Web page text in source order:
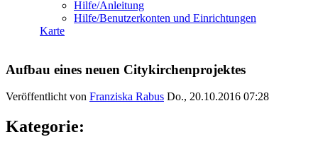
Hilfe/Anleitung
Hilfe/Benutzerkonten und Einrichtungen
Karte
Aufbau eines neuen Citykirchenprojektes
Veröffentlicht von Franziska Rabus Do., 20.10.2016 07:28
Kategorie: